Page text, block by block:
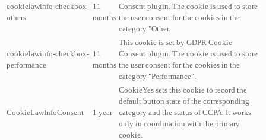
cookielawinfo-checkbox-
others
11
months
Consent plugin. The cookie is used to store
the user consent for the cookies in the
category "Other.
cookielawinfo-checkbox-
performance
11
months
This cookie is set by GDPR Cookie
Consent plugin. The cookie is used to store
the user consent for the cookies in the
category "Performance".
CookieLawInfoConsent 1 year
CookieYes sets this cookie to record the
default button state of the corresponding
category and the status of CCPA. It works
only in coordination with the primary
cookie.